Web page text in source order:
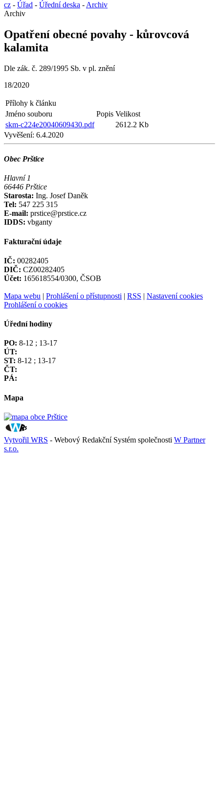
cz - Úřad - Úřední deska - Archiv
Archiv
Opatření obecné povahy - kůrovcová
kalamita
Dle zák. č. 289/1995 Sb. v pl. znění
18/2020
Přílohy k článku
Jméno souboru
Popis Velikost
skm-c224e20040609430.pdf
2612.2 Kb
Vyvěšení: 6.4.2020
Obec Prštice
Hlavní 1
66446 Prštice
Starosta: Ing. Josef Daněk
Tel: 547 225 315
E-mail: prstice@prstice.cz
IDDS: vbganty
Fakturační údaje
IČ: 00282405
DIČ: CZ00282405
Účet: 165618554/0300, ČSOB
Mapa webu | Prohlášení o přístupnosti | RSS | Nastavení cookies
Prohlášení o cookies
Úřední hodiny
PO: 8-12 ; 13-17
ÚT:
ST: 8-12 ; 13-17
ČT:
PÁ:
Mapa
Vytvořil WRS - Webový Redakční Systém společnosti W Partner
s.r.o.